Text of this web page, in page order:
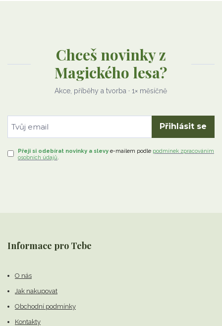
Chceš novinky z
Magického lesa?
Akce, příběhy a tvorba · 1× měsíčně
Přihlásit se
Přeji si odebírat novinky a slevy e-mailem podle podmínek zpracováním
osobních údajů
Informace pro Tebe
O nás
Jak nakupovat
Obchodní podmínky
Kontakty